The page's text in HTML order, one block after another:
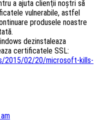
a ajuta clienţii noştri să
vulnerabile, astfel
produsele noastre
dezinstaleaza
certificatele SSL:
2015/02/20/microsoft-kills-